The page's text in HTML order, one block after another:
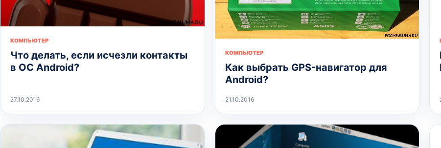
КОМПЬЮТЕР
Что делать, если исчезли контакты
в ОС Android?
27.10.2016
КОМПЬЮТЕР
Как выбрать GPS-навигатор для
Android?
21.10.2016